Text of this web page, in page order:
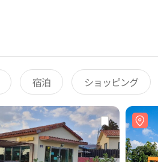
宿泊 ショッピング